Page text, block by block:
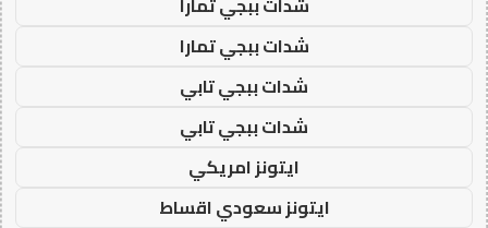
شدات ببجي تمارا
شدات ببجي تابي
شدات ببجي تابي
ايتونز امريكي
ايتونز سعودي اقساط